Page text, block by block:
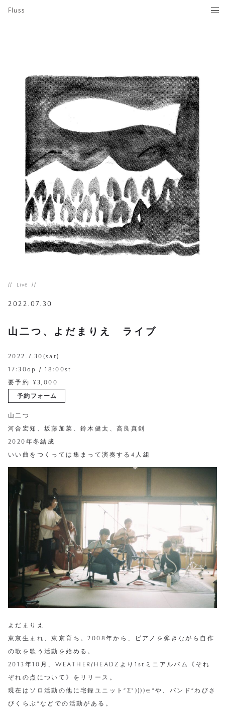
Fluss
Live
2022.07.30
山二つ、よだまりえ ライブ
2022.7.30(sat)
17:30op / 18:00st
要予約 ¥3,000
予約フォーム
山二つ
河合宏知、坂藤加菜、鈴木健太、高良真剣
2020年冬結成
いい曲をつくっては集まって演奏する4人組
よだまりえ
東京生まれ、東京育ち。2008年から、ピアノを弾きながら自作
の歌を歌う活動を始める。
2013年10月、WEATHER/HEADZより1stミニアルバム《それ
ぞれの点について》をリリース。
現在はソロ活動の他に宅録ユニット“Σ°))))∈”や、バンド“わびさ
びくらぶ”などでの活動がある。